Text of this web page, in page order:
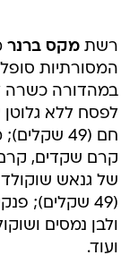
רשתמקס ברנר
המסורתיות
במהדורה כשרה
לפסח ללא גלוטן
חם (49
קרם שקדים,
של גנאש שוקולד
(49 שקלים);
ועוד.